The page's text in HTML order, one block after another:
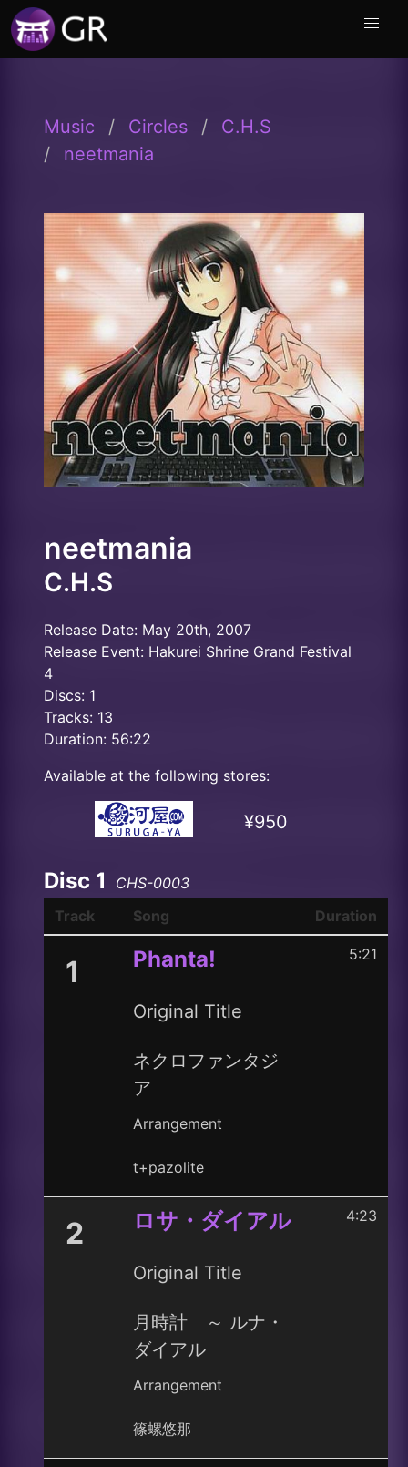
Music Circles
C.H.S
neetmania
neetmania
C.H.S
Release Date: May 20th, 2007
Release Event: Hakurei Shrine Grand Festival
4
Discs: 1
Tracks: 13
Duration: 56:22
Available at the following stores:
¥950
Disc 1
CHS-0003
Track
Song Duration
1 Phanta!
Original Title
ネクロファンタジ
ア
Arrangement
t+pazolite
5:21
2 ロサ・ダイアル
Original Title
月時計 ～ ルナ・
ダイアル
Arrangement
篠螺悠那
4:23